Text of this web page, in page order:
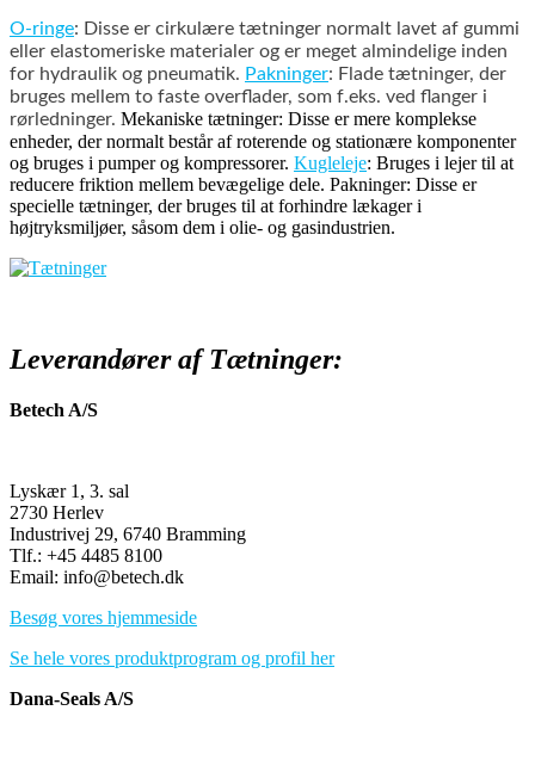
O-ringe: Disse er cirkulære tætninger normalt lavet af gummi
eller elastomeriske materialer og er meget almindelige inden
for hydraulik og pneumatik. Pakninger: Flade tætninger, der
bruges mellem to faste overflader, som f.eks. ved flanger i
rørledninger. Mekaniske tætninger: Disse er mere komplekse
enheder, der normalt består af roterende og stationære komponenter
og bruges i pumper og kompressorer. Kugleleje: Bruges i lejer til at
reducere friktion mellem bevægelige dele. Pakninger: Disse er
specielle tætninger, der bruges til at forhindre lækager i
højtryksmiljøer, såsom dem i olie- og gasindustrien.
Leverandører af Tætninger:
Betech A/S
Lyskær 1, 3. sal
2730 Herlev
Industrivej 29, 6740 Bramming
Tlf.: +45 4485 8100
Email: info@betech.dk
Besøg vores hjemmeside
Se hele vores produktprogram og profil her
Dana-Seals A/S